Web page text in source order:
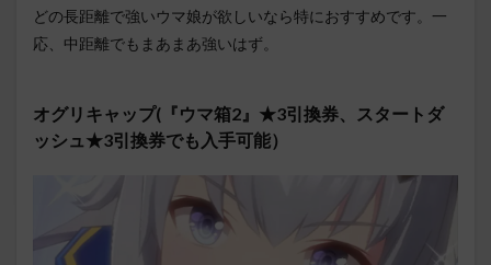
どの長距離で強いウマ娘が欲しいなら特におすすめです。一
応、中距離でもまあまあ強いはず。
オグリキャップ(『ウマ箱2』★3引換券、スタートダ
ッシュ★3引換券でも入手可能）